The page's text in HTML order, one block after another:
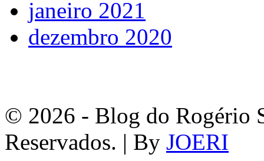
janeiro 2021
dezembro 2020
© 2026 - Blog do Rogério
Reservados. | By JOERI